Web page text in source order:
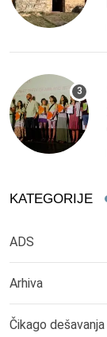
KATEGORIJE
ADS
Arhiva
Čikago dešavanja